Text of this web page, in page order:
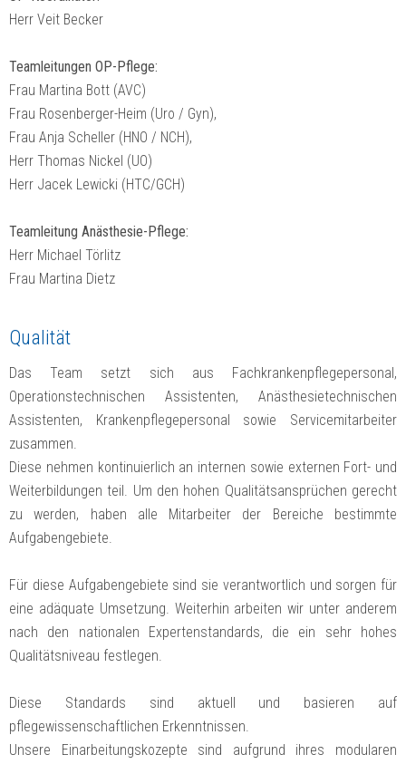
Herr Veit Becker
Teamleitungen OP-Pflege:
Frau Martina Bott (AVC)
Frau Rosenberger-Heim (Uro / Gyn),
Frau Anja Scheller (HNO / NCH),
Herr Thomas Nickel (UO)
Herr Jacek Lewicki (HTC/GCH)
Teamleitung Anästhesie-Pflege:
Herr Michael Törlitz
Frau Martina Dietz
Qualität
Das Team setzt sich aus Fachkrankenpflegepersonal,
Operationstechnischen Assistenten, Anästhesietechnischen
Assistenten, Krankenpflegepersonal sowie Servicemitarbeiter
zusammen.
Diese nehmen kontinuierlich an internen sowie externen Fort- und
Weiterbildungen teil. Um den hohen Qualitätsansprüchen gerecht
zu werden, haben alle Mitarbeiter der Bereiche bestimmte
Aufgabengebiete.
Für diese Aufgabengebiete sind sie verantwortlich und sorgen für
eine adäquate Umsetzung. Weiterhin arbeiten wir unter anderem
nach den nationalen Expertenstandards, die ein sehr hohes
Qualitätsniveau festlegen.
Diese Standards sind aktuell und basieren auf
pflegewissenschaftlichen Erkenntnissen.
Unsere Einarbeitungskozepte sind aufgrund ihres modularen